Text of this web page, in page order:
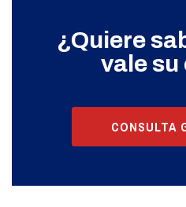
¿Quiere
vale su
CONSULTA